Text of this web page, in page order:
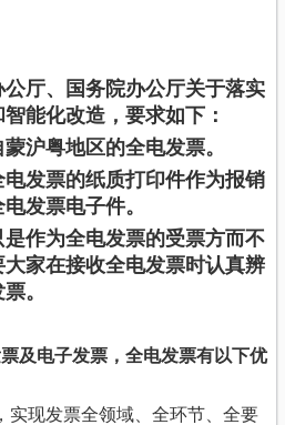
厅、国务院办公厅关于落实
能化改造，要求如下：
沪粤地区的全电发票。
发票的纸质打印件作为报销
发票电子件。
作为全电发票的受票方而不
家在接收全电发票时认真辨
。
及电子发票，全电发票有以下优
实现发票全领域、全环节、全要